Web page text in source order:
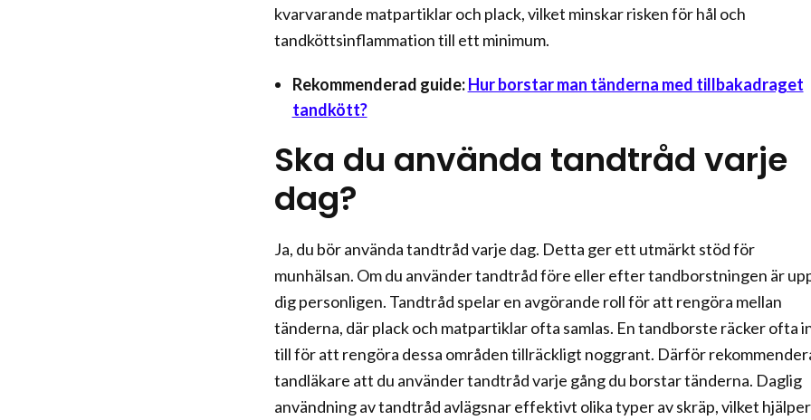
kvarvarande matpartiklar och plack, vilket minskar risken för hål och
tandköttsinflammation till ett minimum.
Rekommenderad guide: Hur borstar man tänderna med tillbakadraget
tandkött?
Ska du använda tandtråd varje
dag?
Ja, du bör använda tandtråd varje dag. Detta ger ett utmärkt stöd för
munhälsan. Om du använder tandtråd före eller efter tandborstningen är
dig personligen. Tandtråd spelar en avgörande roll för att rengöra mellan
tänderna, där plack och matpartiklar ofta samlas. En tandborste räcker ofta
till för att rengöra dessa områden tillräckligt noggrant. Därför
tandläkare att du använder tandtråd varje gång du borstar tänderna. Daglig
användning av tandtråd avlägsnar effektivt olika typer av skräp, vilket